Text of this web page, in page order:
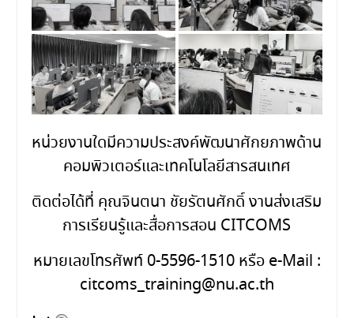
หน่วยงานใดมีความประสงค์พัฒนาศักยภาพด้าน
คอมพิวเตอร์และเทคโนโลยีสารสนเทศ
ติดต่อได้ที่ คุณจินตนา ชัยรัตนศักดิ์ งานส่งเสริม
การเรียนรู้และสื่อการสอน CITCOMS
หมายเลขโทรศัพท์ 0-5596-1510 หรือ e-Mail :
citcoms_training@nu.ac.th